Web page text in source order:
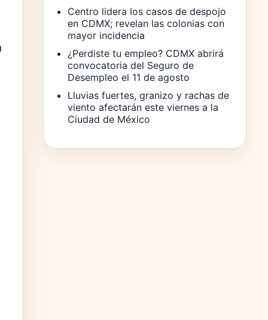
Centro lidera los casos de despojo
en CDMX; revelan las colonias con
mayor incidencia
¿Perdiste tu empleo? CDMX abrirá
convocatoria del Seguro de
Desempleo el 11 de agosto
Lluvias fuertes, granizo y rachas de
viento afectarán este viernes a la
Ciudad de México